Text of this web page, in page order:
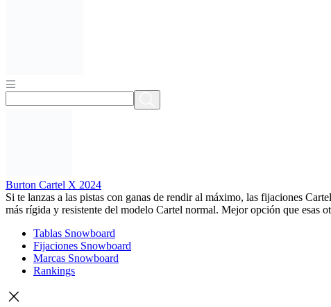
Burton Cartel X 2024
Si te lanzas a las pistas con ganas de rendir al máximo, las fijaciones
más rígida y resistente del modelo Cartel normal. Mejor opción que esas
Tablas Snowboard
Fijaciones Snowboard
Marcas Snowboard
Rankings